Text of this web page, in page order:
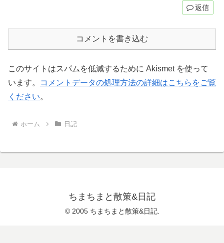
返信
コメントを書き込む
このサイトはスパムを低減するために Akismet を使って
います。
コメントデータの処理方法の詳細はこちらをご覧
ください。
ホーム 日記
ちまちまと散策&日記
© 2005 ちまちまと散策&日記.